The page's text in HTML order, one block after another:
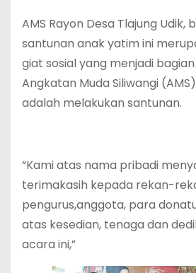
AMS Rayon Desa Tlajung Udik,
santunan anak yatim ini
giat sosial yang menjadi
Angkatan Muda Siliwangi
adalah melakukan santunan.
“Kami atas nama pribadi
terimakasih kepada rekan-
pengurus,anggota, para
atas kesedian, tenaga dan
acara ini,”